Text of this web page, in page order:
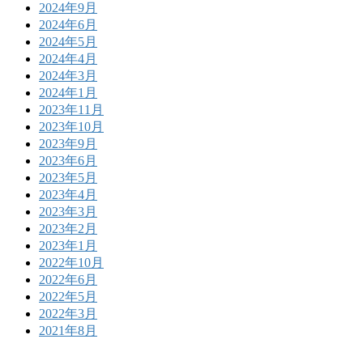
2024年9月
2024年6月
2024年5月
2024年4月
2024年3月
2024年1月
2023年11月
2023年10月
2023年9月
2023年6月
2023年5月
2023年4月
2023年3月
2023年2月
2023年1月
2022年10月
2022年6月
2022年5月
2022年3月
2021年8月